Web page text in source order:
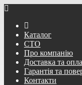
Каталог
СТО
Про компанію
Доставка та
Гарантія та
Контакти